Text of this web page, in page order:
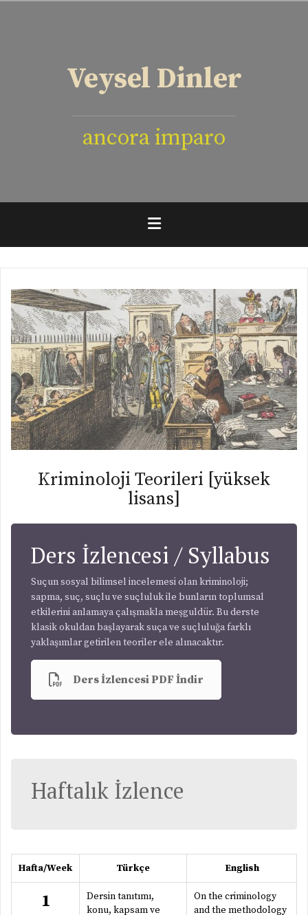
Veysel Dinler
ancora imparo
Kriminoloji Teorileri [yüksek
lisans]
Ders İzlencesi / Syllabus
Suçun sosyal bilimsel incelemesi olan kriminoloji;
sapma, suç, suçlu ve suçluluk ile bunların toplumsal
etkilerini anlamaya çalışmakla meşguldür. Bu derste
klasik okuldan başlayarak suça ve suçluluğa farklı
yaklaşımlar getirilen teoriler ele alınacaktır.
Ders İzlencesi PDF İndir
Haftalık İzlence
Hafta/Week Türkçe English
1
Dersin tanıtımı,
konu, kapsam ve
On the criminology
and the methodology